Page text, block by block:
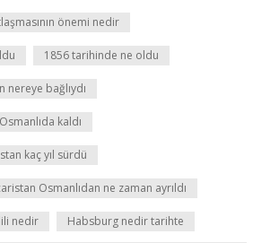
önemi nedir
1856 tarihinde ne oldu
nereye bağlıydı
kaldı
kaç yıl sürdü
Osmanlıdan ne zaman ayrıldı
nedir
Habsburg nedir tarihte